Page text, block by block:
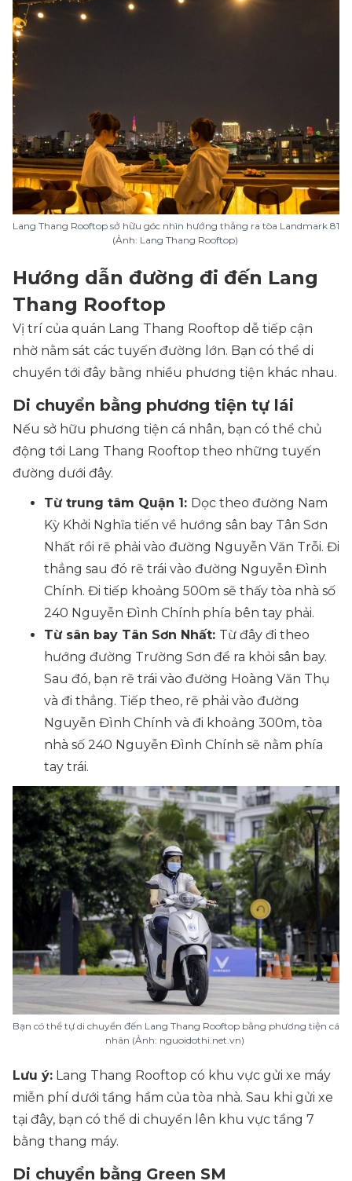
Lang Thang Rooftop sở hữu góc nhìn hướng thẳng ra tòa Landmark 81
(Ảnh: Lang Thang Rooftop)
Hướng dẫn đường đi đến Lang
Thang Rooftop
Vị trí của quán Lang Thang Rooftop dễ tiếp cận
nhờ nằm sát các tuyến đường lớn. Bạn có thể di
chuyển tới đây bằng nhiều phương tiện khác nhau.
Di chuyển bằng phương tiện tự lái
Nếu sở hữu phương tiện cá nhân, bạn có thể chủ
động tới Lang Thang Rooftop theo những tuyến
đường dưới đây.
Từ trung tâm Quận 1: Dọc theo đường Nam
Kỳ Khởi Nghĩa tiến về hướng sân bay Tân Sơn
Nhất rồi rẽ phải vào đường Nguyễn Văn Trỗi. Đi
thẳng sau đó rẽ trái vào đường Nguyễn Đình
Chính. Đi tiếp khoảng 500m sẽ thấy tòa nhà số
240 Nguyễn Đình Chính phía bên tay phải.
Từ sân bay Tân Sơn Nhất: Từ đây đi theo
hướng đường Trường Sơn để ra khỏi sân bay.
Sau đó, bạn rẽ trái vào đường Hoàng Văn Thụ
và đi thẳng. Tiếp theo, rẽ phải vào đường
Nguyễn Đình Chính và đi khoảng 300m, tòa
nhà số 240 Nguyễn Đình Chính sẽ nằm phía
tay trái.
Bạn có thể tự di chuyển đến Lang Thang Rooftop bằng phương tiện cá
nhân (Ảnh: nguoidothi.net.vn)
Lưu ý: Lang Thang Rooftop có khu vực gửi xe máy
miễn phí dưới tầng hầm của tòa nhà. Sau khi gửi xe
tại đây, bạn có thể di chuyển lên khu vực tầng 7
bằng thang máy.
Di chuyển bằng Green SM